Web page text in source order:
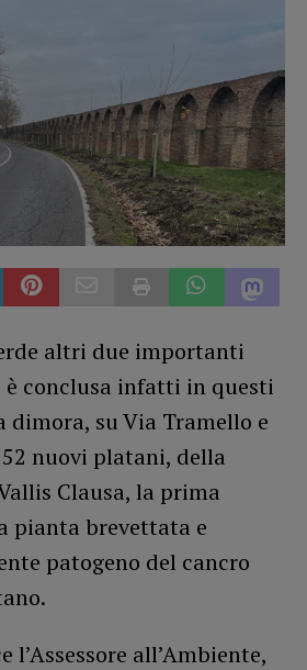
altri due importanti
conclusa infatti in questi
dimora, su Via Tramello e
nuovi platani, della
Clausa, la prima
pianta brevettata e
patogeno del cancro
l’Assessore all’Ambiente,